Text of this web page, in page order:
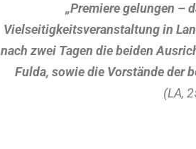
„Premiere gelungen –
Vielseitigkeitsveranstaltung in
nach zwei Tagen die beiden
Fulda, sowie die Vorstände der
(LA,